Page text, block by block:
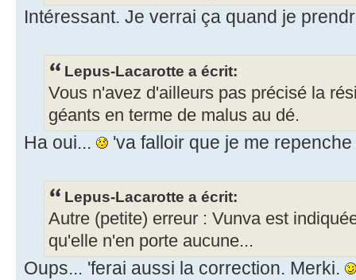
Intéressant. Je verrai ça quand je
Lepus-Lacarotte a écrit:
Vous n'avez d'ailleurs pas précisé la
géants en terme de malus au dé.
Ha oui... 'va falloir que je me
Lepus-Lacarotte a écrit:
Autre (petite) erreur : Vunva est
qu'elle n'en porte aucune...
Oups... 'ferai aussi la correction. Merki.